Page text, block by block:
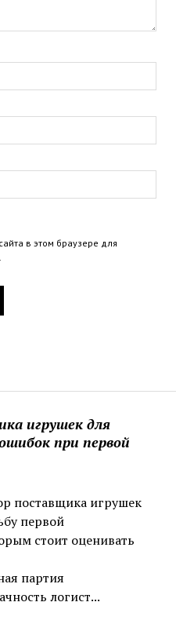
игрушек для
при первой
поставщика игрушек
первой
стоит оценивать
партия
логист...
в этом браузере для